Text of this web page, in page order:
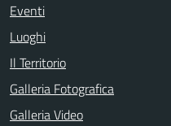
Eventi
Luoghi
Il Territorio
Galleria Fotografica
Galleria Video